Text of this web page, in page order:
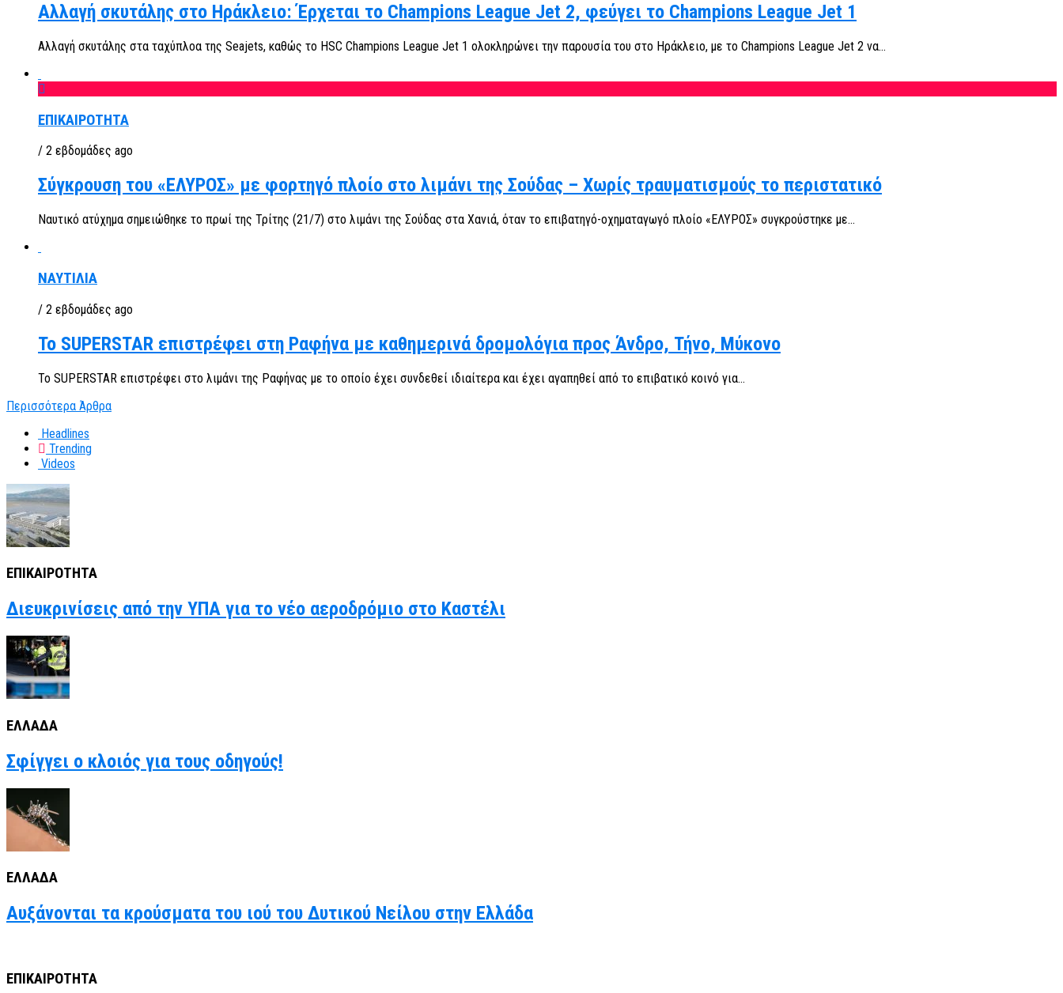
Αλλαγή σκυτάλης στο Ηράκλειο: Έρχεται το Champions League Jet 2, φεύγει το Champions League Jet 1
Αλλαγή σκυτάλης στα ταχύπλοα της Seajets, καθώς το HSC Champions League Jet 1 ολοκληρώνει την παρουσία του στο Ηράκλειο, με το Champions League Jet 2 να...
ΕΠΙΚΑΙΡΟΤΗΤΑ
/ 2 εβδομάδες ago
Σύγκρουση του «ΕΛΥΡΟΣ» με φορτηγό πλοίο στο λιμάνι της Σούδας – Χωρίς τραυματισμούς το περιστατικό
Ναυτικό ατύχημα σημειώθηκε το πρωί της Τρίτης (21/7) στο λιμάνι της Σούδας στα Χανιά, όταν το επιβατηγό-οχηματαγωγό πλοίο «ΕΛΥΡΟΣ» συγκρούστηκε με...
ΝΑΥΤΙΛΙΑ
/ 2 εβδομάδες ago
To SUPERSTAR επιστρέφει στη Ραφήνα με καθημερινά δρομολόγια προς Άνδρο, Τήνο, Μύκονο
Το SUPERSTAR επιστρέφει στο λιμάνι της Ραφήνας με το οποίο έχει συνδεθεί ιδιαίτερα και έχει αγαπηθεί από το επιβατικό κοινό για...
Περισσότερα Άρθρα
Headlines
Trending
Videos
ΕΠΙΚΑΙΡΟΤΗΤΑ
Διευκρινίσεις από την ΥΠΑ για το νέο αεροδρόμιο στο Καστέλι
ΕΛΛΑΔΑ
Σφίγγει ο κλοιός για τους οδηγούς!
ΕΛΛΑΔΑ
Αυξάνονται τα κρούσματα του ιού του Δυτικού Νείλου στην Ελλάδα
ΕΠΙΚΑΙΡΟΤΗΤΑ